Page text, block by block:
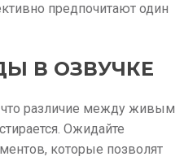
предпочитают один
В ОЗВУЧКЕ
что различие между живым
Ожидайте
которые позволят